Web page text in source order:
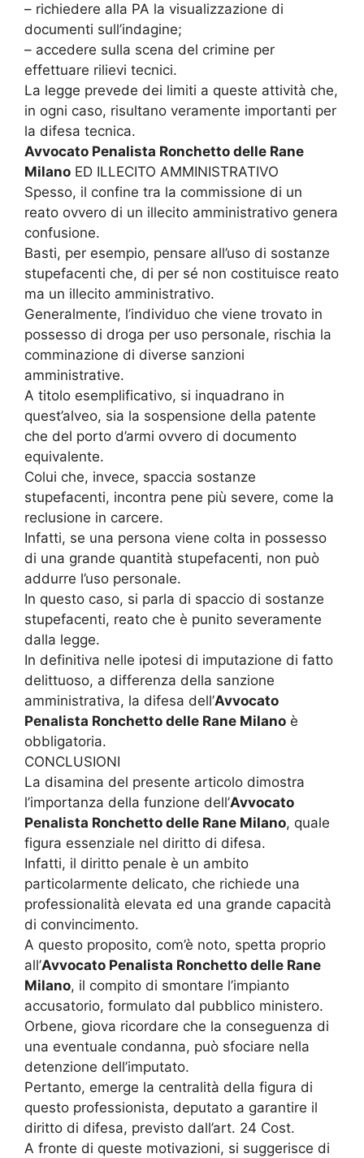
– richiedere alla PA la visualizzazione di
documenti sull’indagine;
– accedere sulla scena del crimine per
effettuare rilievi tecnici.
La legge prevede dei limiti a queste attività che,
in ogni caso, risultano veramente importanti per
la difesa tecnica.
Avvocato Penalista Ronchetto delle Rane
Milano ED ILLECITO AMMINISTRATIVO
Spesso, il confine tra la commissione di un
reato ovvero di un illecito amministrativo genera
confusione.
Basti, per esempio, pensare all’uso di sostanze
stupefacenti che, di per sé non costituisce reato
ma un illecito amministrativo.
Generalmente, l’individuo che viene trovato in
possesso di droga per uso personale, rischia la
comminazione di diverse sanzioni
amministrative.
A titolo esemplificativo, si inquadrano in
quest’alveo, sia la sospensione della patente
che del porto d’armi ovvero di documento
equivalente.
Colui che, invece, spaccia sostanze
stupefacenti, incontra pene più severe, come la
reclusione in carcere.
Infatti, se una persona viene colta in possesso
di una grande quantità stupefacenti, non può
addurre l’uso personale.
In questo caso, si parla di spaccio di sostanze
stupefacenti, reato che è punito severamente
dalla legge.
In definitiva nelle ipotesi di imputazione di fatto
delittuoso, a differenza della sanzione
amministrativa, la difesa dell’Avvocato
Penalista Ronchetto delle Rane Milano è
obbligatoria.
CONCLUSIONI
La disamina del presente articolo dimostra
l’importanza della funzione dell’Avvocato
Penalista Ronchetto delle Rane Milano, quale
figura essenziale nel diritto di difesa.
Infatti, il diritto penale è un ambito
particolarmente delicato, che richiede una
professionalità elevata ed una grande capacità
di convincimento.
A questo proposito, com’è noto, spetta proprio
all’Avvocato Penalista Ronchetto delle Rane
Milano, il compito di smontare l’impianto
accusatorio, formulato dal pubblico ministero.
Orbene, giova ricordare che la conseguenza di
una eventuale condanna, può sfociare nella
detenzione dell’imputato.
Pertanto, emerge la centralità della figura di
questo professionista, deputato a garantire il
diritto di difesa, previsto dall’art. 24 Cost.
A fronte di queste motivazioni, si suggerisce di